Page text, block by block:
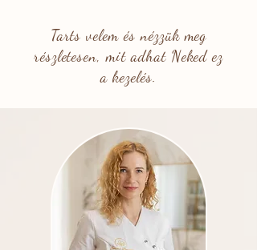
Tarts velem és nézzük meg
részletesen, mit adhat Neked ez
a kezelés.​​